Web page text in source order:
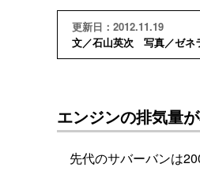
更新日：2012.11.19
文／石山英次 写真／ゼネ
エンジンの排気量
先代のサバーバンは